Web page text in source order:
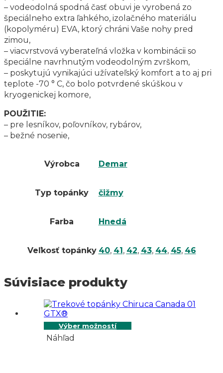
– vodeodolná spodná časť obuvi je vyrobená zo
špeciálneho extra ľahkého, izolačného materiálu
(kopolyméru) EVA, ktorý chráni Vaše nohy pred
zimou,
– viacvrstvová vyberateľná vložka v kombinácii so
špeciálne navrhnutým vodeodolným zvrškom,
– poskytujú vynikajúci užívateľský komfort a to aj pri
teplote -70 ° C, čo bolo potvrdené skúškou v
kryogenickej komore,
POUŽITIE:
– pre lesníkov, poľovníkov, rybárov,
– bežné nosenie,
Výrobca Demar
Typ topánky čižmy
Farba Hnedá
Veľkosť topánky 40, 41, 42, 43, 44, 45, 46
Súvisiace produkty
Výber možností
Náhľad